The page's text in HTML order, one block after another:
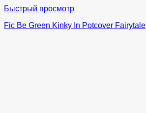
Быстрый просмотр
Fic Be Green Kinky In Potcover Fairytale